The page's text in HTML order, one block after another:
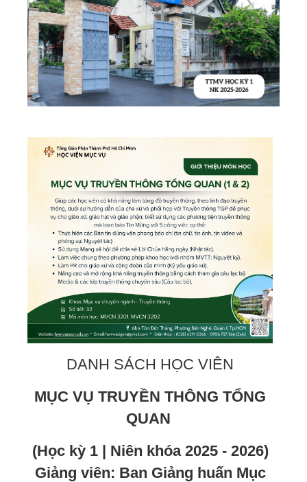
DANH SÁCH HỌC VIÊN
MỤC VỤ TRUYỀN THÔNG TỔNG
QUAN
(Học kỳ 1 | Niên khóa 2025 - 2026)
Giảng viên: Ban Giảng huấn Mục